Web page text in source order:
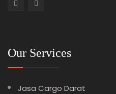
Our Services
Jasa Cargo Darat